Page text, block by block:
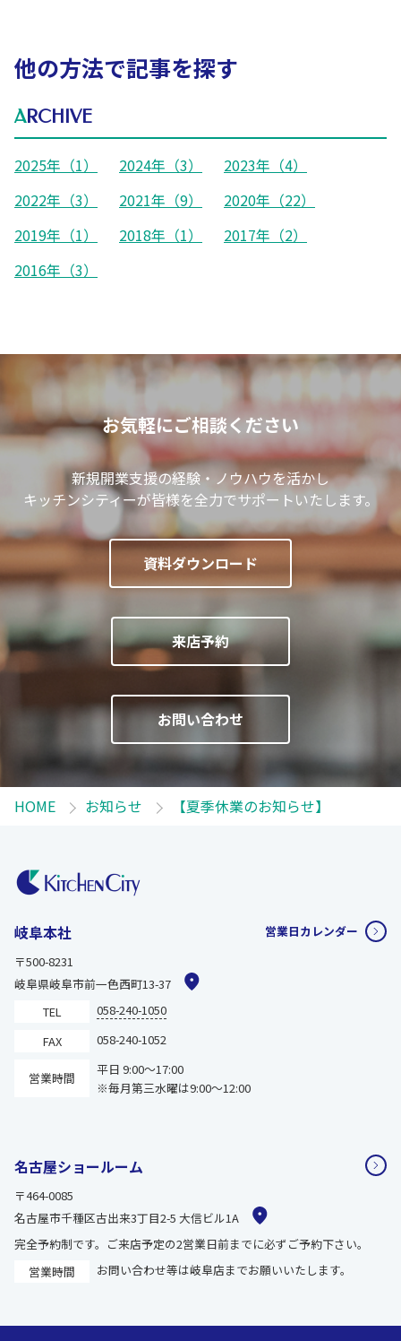
他の方法で記事を探す
ARCHIVE
2025年（1） 2024年（3）
2023年（4）
2022年（3）
2021年（9）
2020年（22）
2019年（1）
2018年（1）
2017年（2）
2016年（3）
お気軽にご相談ください
新規開業支援の経験・ノウハウを活かし
キッチンシティーが皆様を全力でサポートいたします。
資料ダウンロード
来店予約
お問い合わせ
HOME お知らせ 【夏季休業のお知らせ】
岐阜本社
〒500-8231
岐阜県岐阜市前一色西町13-37
TEL
058-240-1050
FAX
058-240-1052
営業時間
平日 9:00～17:00
※毎月第三水曜は9:00～12:00
営業日カレンダー
名古屋ショールーム
〒464-0085
名古屋市千種区古出来3丁目2-5 大信ビル1A
完全予約制です。ご来店予定の2営業日前までに必ずご予約下さい。
営業時間
お問い合わせ等は岐阜店までお願いいたします。